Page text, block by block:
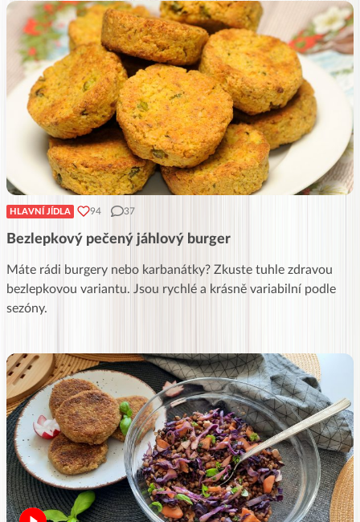
HLAVNÍ JÍDLA 94 37
Bezlepkový pečený jáhlový burger
Máte rádi burgery nebo karbanátky? Zkuste tuhle zdravou
bezlepkovou variantu. Jsou rychlé a krásně variabilní podle
sezóny.